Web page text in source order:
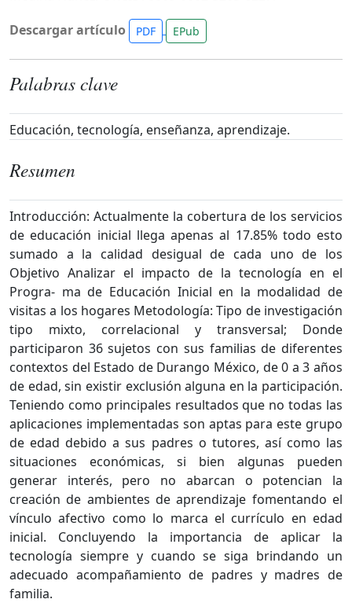
Descargar artículo PDF EPub
Palabras clave
Educación, tecnología, enseñanza, aprendizaje.
Resumen
Introducción: Actualmente la cobertura de los servicios
de educación inicial llega apenas al 17.85% todo esto
sumado a la calidad desigual de cada uno de los
Objetivo Analizar el impacto de la tecnología en el
Progra- ma de Educación Inicial en la modalidad de
visitas a los hogares Metodología: Tipo de investigación
tipo mixto, correlacional y transversal; Donde
participaron 36 sujetos con sus familias de diferentes
contextos del Estado de Durango México, de 0 a 3 años
de edad, sin existir exclusión alguna en la participación.
Teniendo como principales resultados que no todas las
aplicaciones implementadas son aptas para este grupo
de edad debido a sus padres o tutores, así como las
situaciones económicas, si bien algunas pueden
generar interés, pero no abarcan o potencian la
creación de ambientes de aprendizaje fomentando el
vínculo afectivo como lo marca el currículo en edad
inicial. Concluyendo la importancia de aplicar la
tecnología siempre y cuando se siga brindando un
adecuado acompañamiento de padres y madres de
familia.